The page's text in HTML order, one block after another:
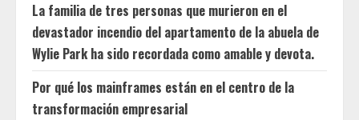
La familia de tres personas que murieron en el
devastador incendio del apartamento de la abuela de
Wylie Park ha sido recordada como amable y devota.
Por qué los mainframes están en el centro de la
transformación empresarial